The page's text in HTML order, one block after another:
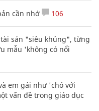
cần nhớ 106
sản "siêu khủng", từng
mẫu 'không có nổi
em gái như 'chó với
vấn đề trong giáo dục